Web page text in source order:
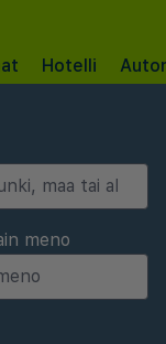
Hotelli
meno